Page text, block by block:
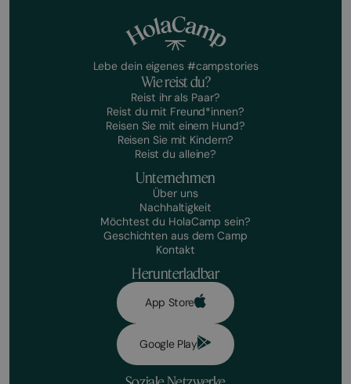
Lebe dein eigenes #campstories
Wie reist du?
Reist ihr als Paar?
Reist du mit Freund*innen?
Reisen Sie mit einem Hund?
Reisen Sie mit Kindern?
Reist du alleine?
Unternehmen
Über uns
Nachhaltigkeit
Möchtest du HolaCamp sein?
Geschichten aus dem Camp
Kontakt
Herunterladbar
App Store
Google Play